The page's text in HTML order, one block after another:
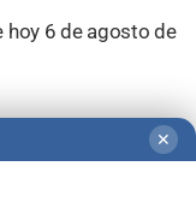
hoy 6 de agosto de
✕